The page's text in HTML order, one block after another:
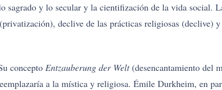
y lo secular y la cientifización de la vida social.
declive de las prácticas religiosas (declive)
concepto Entzauberung der Welt(desencantamiento del
a la mística y religiosa. Émile Durkheim, en